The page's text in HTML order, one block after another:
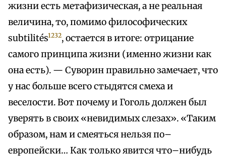
жизни есть метафизическая, а не реальная
величина, то, помимо философических
subtilités1232, остается в итоге: отрицание
самого принципа жизни (именно жизни как
она есть). — Суворин правильно замечает, что
у нас больше всего стыдятся смеха и
веселости. Вот почему и Гоголь должен был
уверять в своих «невидимых слезах». «Таким
образом, нам и смеяться нельзя по–
европейски… Как только явится что–нибудь